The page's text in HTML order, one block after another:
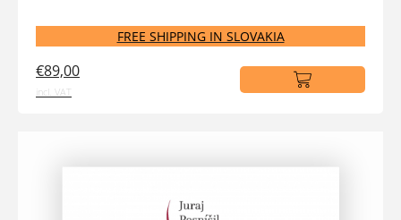
FREE SHIPPING IN SLOVAKIA
€89,00
incl. VAT